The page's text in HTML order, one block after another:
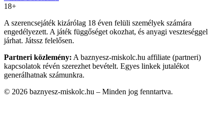
18+
A szerencsejáték kizárólag 18 éven felüli személyek számára
engedélyezett. A játék függőséget okozhat, és anyagi veszteséggel
járhat. Játssz felelősen.
Partneri közlemény: A baznyesz-miskolc.hu affiliate (partneri)
kapcsolatok révén szerezhet bevételt. Egyes linkek jutalékot
generálhatnak számunkra.
© 2026 baznyesz-miskolc.hu – Minden jog fenntartva.